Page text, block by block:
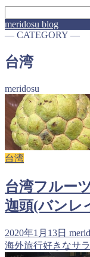
meridosu blog
― CATEGORY ―
台湾
meridosu
台湾
台湾フルー
迦頭(バンレ
2020年1月13日
海外旅行好きなサ